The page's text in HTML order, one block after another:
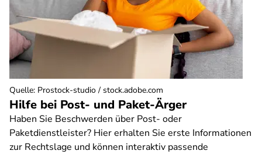
Hilfe bei Post- und Paket-Ärger
Haben Sie Beschwerden über Post- oder
Paketdienstleister? Hier erhalten Sie erste Informationen
zur Rechtslage und können interaktiv passende
Quelle: Prostock-studio / stock.adobe.com